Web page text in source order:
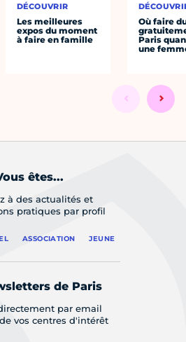
DÉCOUVRIR
Les meilleures
expos du moment
à faire en famille
Où faire
Paris
une
êtes...
à des actualités et
pratiques par profil
ASSOCIATION JEUNE
de Paris
par email
vos centres d'intérêt